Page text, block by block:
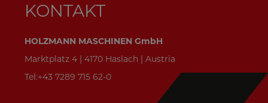
KONTAKT
HOLZMANN MASCHINEN GmbH
Marktplatz 4 | 4170 Haslach | Austria
Tel:+43 7289 715 62-0